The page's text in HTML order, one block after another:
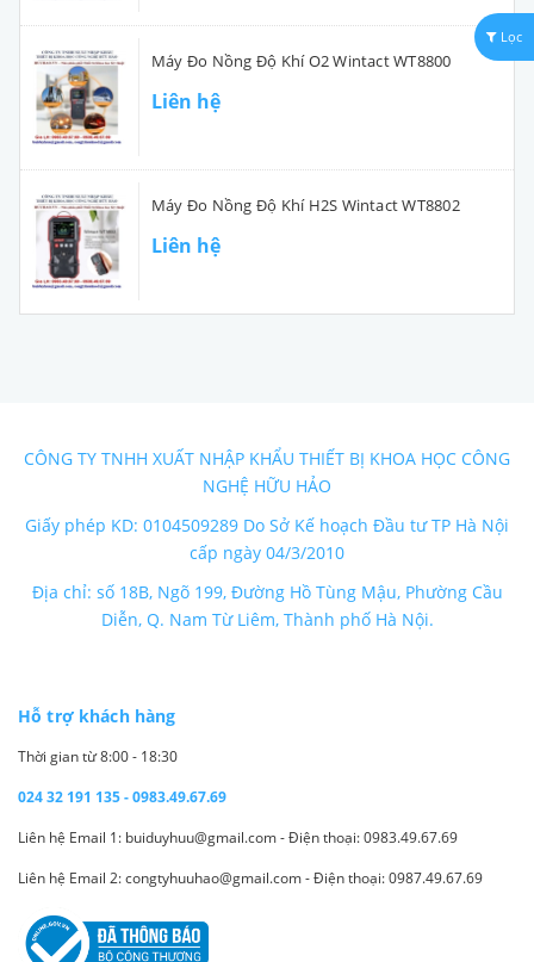
Máy Đo Nồng Độ Khí O2 Wintact WT8800
Liên hệ
Máy Đo Nồng Độ Khí H2S Wintact WT8802
Liên hệ
Lọc
CÔNG TY TNHH XUẤT NHẬP KHẨU THIẾT BỊ KHOA HỌC CÔNG
NGHỆ HỮU HẢO
Giấy phép KD: 0104509289 Do Sở Kế hoạch Đầu tư TP Hà Nội
cấp ngày 04/3/2010
Địa chỉ: số 18B, Ngõ 199, Đường Hồ Tùng Mậu, Phường Cầu
Diễn, Q. Nam Từ Liêm, Thành phố Hà Nội.
Hỗ trợ khách hàng
Thời gian từ 8:00 - 18:30
024 32 191 135 - 0983.49.67.69
Liên hệ Email 1: buiduyhuu@gmail.com - Điện thoại: 0983.49.67.69
Liên hệ Email 2: congtyhuuhao@gmail.com - Điện thoại: 0987.49.67.69